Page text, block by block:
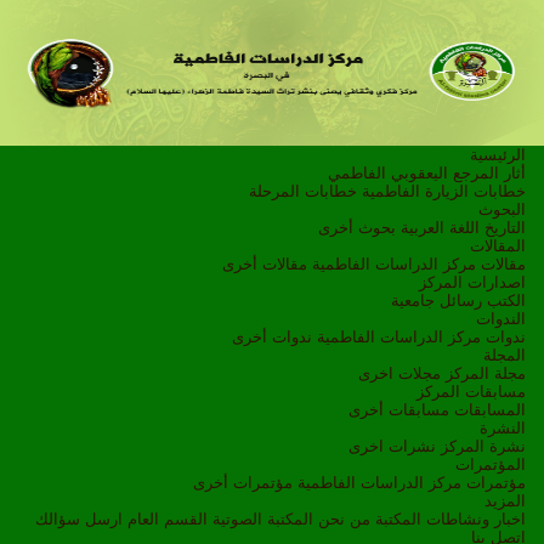
الرئيسية
أثار المرجع اليعقوبي الفاطمي
خطابات الزيارة الفاطمية خطابات المرحلة
البحوث
التاريخ
اللغة العربية بحوث أخرى
المقالات
مقالات مركز الدراسات الفاطمية مقالات أخرى
اصدارات المركز
الكتب رسائل جامعية
الندوات
ندوات مركز الدراسات الفاطمية ندوات أخرى
المجلة
مجلة المركز مجلات اخرى
مسابقات المركز
المسابقات مسابقات أخرى
النشرة
نشرة المركز نشرات اخرى
المؤتمرات
مؤتمرات مركز الدراسات الفاطمية مؤتمرات أخرى
المزيد
اخبار ونشاطات
المكتبة من نحن المكتبة الصوتية القسم العام ارسل سؤالك
اتصل بنا